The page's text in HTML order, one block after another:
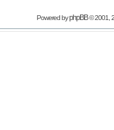
Powered byphpBB© 2001,